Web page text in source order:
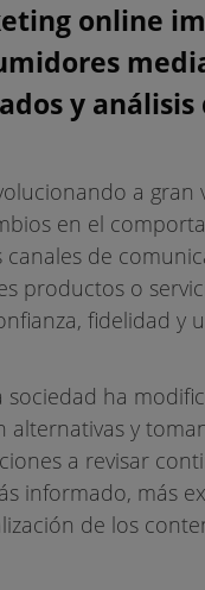
la
online
y análisis
a
en el
de
productos o
fidelidad y
sociedad ha
y
a revisar
informado, más
de los